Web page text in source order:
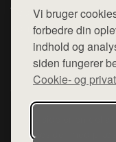
Vi bruger
forbedre din
indhold og
siden fungerer
Cookie- og
Top Rabatter
Kontakt
Denne side er en del
hjemmesider med